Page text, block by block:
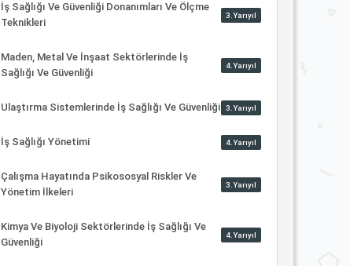
İş Sağlığı Ve Güvenliği Donanımları Ve Ölçme
Teknikleri
3.Yarıyıl
Maden, Metal Ve İnşaat Sektörlerinde İş
Sağlığı Ve Güvenliği
4.Yarıyıl
Ulaştırma Sistemlerinde İş Sağlığı Ve Güvenliği 3.Yarıyıl
İş Sağlığı Yönetimi 4.Yarıyıl
Çalışma Hayatında Psikososyal Riskler Ve
Yönetim İlkeleri
3.Yarıyıl
Kimya Ve Biyoloji Sektörlerinde İş Sağlığı Ve
Güvenliği
4.Yarıyıl